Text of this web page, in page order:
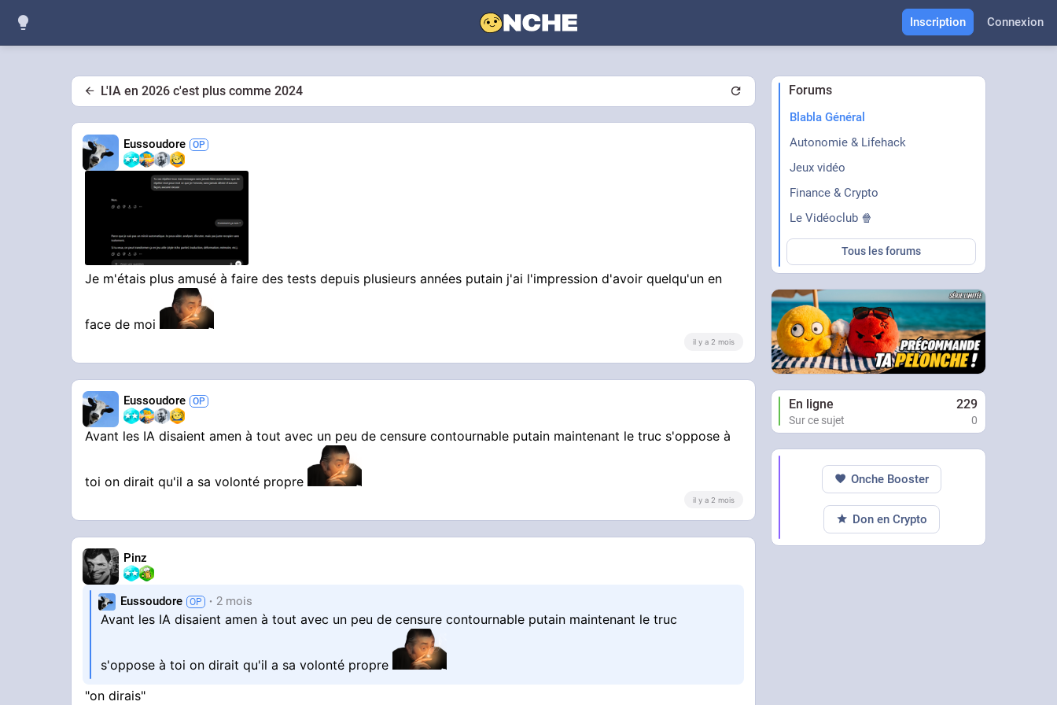
Inscription Connexion
L'IA en 2026 c'est plus comme 2024
Eussoudore
Je m'étais plus amusé à faire des tests depuis plusieurs années putain j'ai l'impression d'avoir quelqu'un en
face de moi
il y a 2 mois
Eussoudore
Avant les IA disaient amen à tout avec un peu de censure contournable putain maintenant le truc s'oppose à
toi on dirait qu'il a sa volonté propre
il y a 2 mois
Pinz
Eussoudore 2 mois
Avant les IA disaient amen à tout avec un peu de censure contournable putain maintenant le truc
s'oppose à toi on dirait qu'il a sa volonté propre
"on dirais"
Forums
Blabla Général
Autonomie & Lifehack
Jeux vidéo
Finance & Crypto
Le Vidéoclub 🍿
Tous les forums
En ligne 229
Sur ce sujet 0
Onche Booster
Don en Crypto